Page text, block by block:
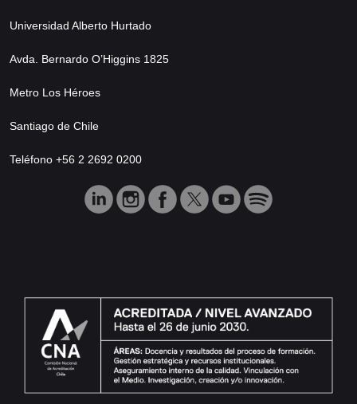
Universidad Alberto Hurtado
Avda. Bernardo O’Higgins 1825
Metro Los Héroes
Santiago de Chile
Teléfono +56 2 2692 0200